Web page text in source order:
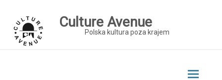
content
Culture Avenue
Polska kultura poza krajem